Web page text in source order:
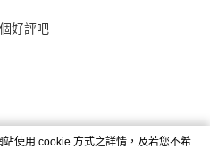
好評吧
使用 cookie 方式之詳情，及若您不希